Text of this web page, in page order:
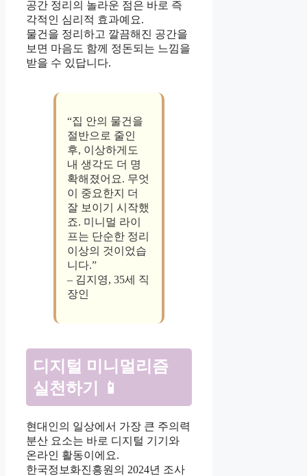
공간 정리의 놀라운 점은 바로 즉
각적인 심리적 효과예요.
물건을 정리하고 깔끔해진 공간을
보면 마음도 함께 정돈되는 느낌을
받을 수 있답니다.
“집 안의 물건을
절반으로 줄인
후, 이상하게도
내 생각도 더 명
확해졌어요. 무엇
이 중요한지 더
잘 보이기 시작했
죠. 미니멀 라이
프는 단순한 정리
이상의 것이었습
니다.”
– 김지영, 35세 직
장인
디지털 미니멀리즘
실천하기 📱
현대인의 일상에서 가장 큰 주의력
분산 요소는 바로 디지털 기기와
온라인 활동이에요.
한국정보화진흥원의 2024년 조사